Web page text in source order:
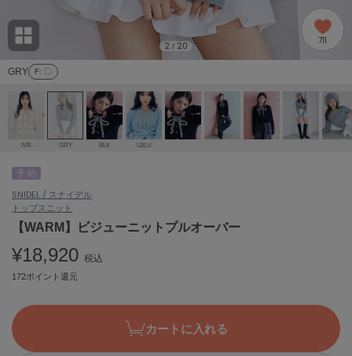
ョン雑貨 (865)
/ランジェリー (127)
(124)
Ame no chi Hare
アメノチハレ
AMOMMA
アモマ
アニュアンス
ànuke
アンヌーク
ASICS
アシックス
バンドリヤー
GRY F: 〇
2 / 20 711
IVR GRY BLK LBLU
予 約
SNIDEL / スナイデル
トップスニット
【WARM】ビジューニットプルオーバー
¥18,920 税込
172ポイント還元
カートに入れる